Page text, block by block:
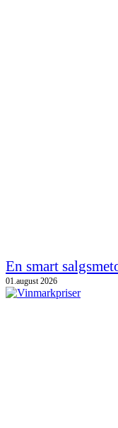
En smart
01.august 2026